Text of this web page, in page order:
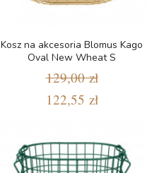
Kosz na akcesoria Blomus Kago
Oval New Wheat S
129,00 zł
122,55 zł